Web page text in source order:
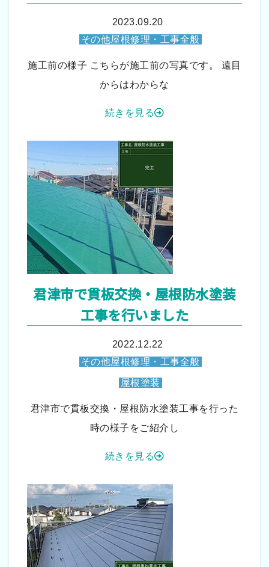
2023.09.20
その他屋根修理・工事全般
施工前の様子 こちらが施工前の写真です。 遠目
からはわからな
続きを見る
君津市で貫板交換・屋根防水塗装
工事を行いました
2022.12.22
その他屋根修理・工事全般
屋根塗装
君津市で貫板交換・屋根防水塗装工事を行った
時の様子をご紹介し
続きを見る